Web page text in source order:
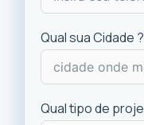
Qual sua Cidade ?
Qual tipo de